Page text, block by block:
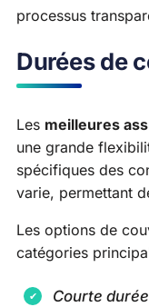
processus
Durées de
Les meilleures
une grande
spécifiques des
varie, permettant
Les options de
catégories
Courte